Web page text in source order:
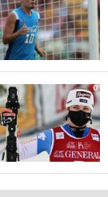
0